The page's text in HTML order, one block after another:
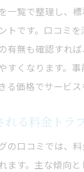
一覧で整理し、
トです。口コミ
有無も確認すれ
すくなります。
る価格でサービス
れる料金トラ
の口コミでは、
ます。主な傾向